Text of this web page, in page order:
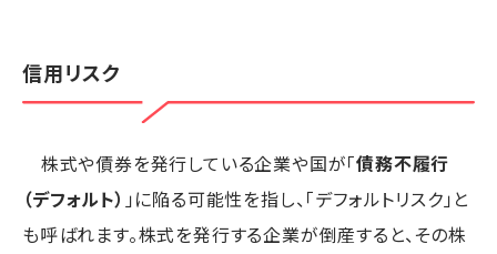
信用リスク
株式や債券を発行している企業や国が「債務不履行
（デフォルト） 」に陥る可能性を指し、「デフォルトリスク」と
も呼ばれます。株式を発行する企業が倒産すると、その株